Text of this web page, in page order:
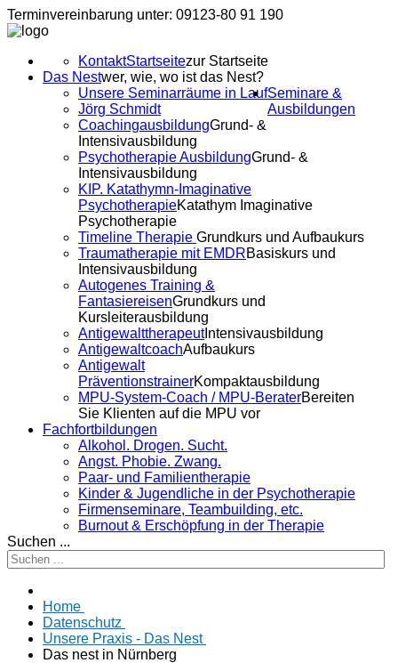
Terminvereinbarung unter: 09123-80 91 190
Startseitezur Startseite
Kontakt
Das Nestwer, wie, wo ist das Nest?
Unsere Seminarräume in Lauf
Jörg Schmidt
Seminare &
Ausbildungen
CoachingausbildungGrund- &
Intensivausbildung
Psychotherapie AusbildungGrund- &
Intensivausbildung
KIP. Katathymn-Imaginative
PsychotherapieKatathym Imaginative
Psychotherapie
Timeline Therapie Grundkurs und Aufbaukurs
Traumatherapie mit EMDRBasiskurs und
Intensivausbildung
Autogenes Training &
FantasiereisenGrundkurs und
Kursleiterausbildung
AntigewalttherapeutIntensivausbildung
AntigewaltcoachAufbaukurs
Antigewalt
PräventionstrainerKompaktausbildung
MPU-System-Coach / MPU-BeraterBereiten
Sie Klienten auf die MPU vor
Fachfortbildungen
Alkohol. Drogen. Sucht.
Angst. Phobie. Zwang.
Paar- und Familientherapie
Kinder & Jugendliche in der Psychotherapie
Firmenseminare, Teambuilding, etc.
Burnout & Erschöpfung in der Therapie
Suchen ...
Home
Datenschutz
Unsere Praxis - Das Nest
Das nest in Nürnberg